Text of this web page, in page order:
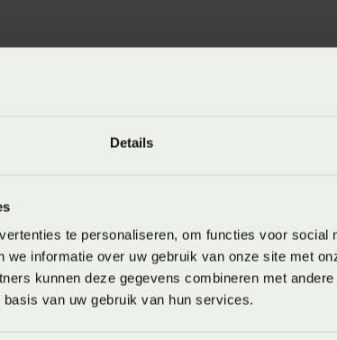
Details
te personaliseren, om functies voor social
we informatie over uw gebruik van onze site met
kunnen deze gegevens combineren met
van uw gebruik van hun services.
Wil je het product in de winkel